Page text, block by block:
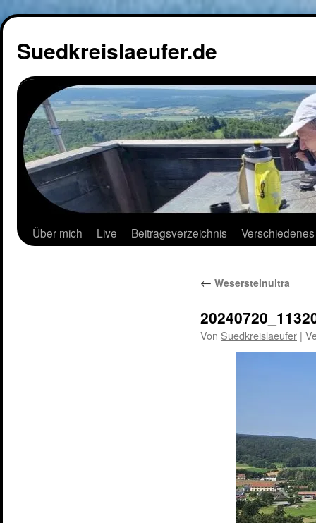
Suedkreislaeufer.de
Über mich Live Beitragsverzeichnis Verschiedenes
← Wesersteinultra
Von Suedkreislaeufer |